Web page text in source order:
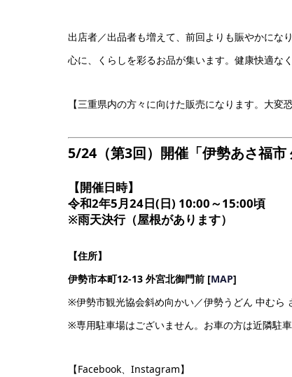
出店者／出品者も増えて、前回よりも賑やかに
心に、くらしを彩るお品が集います。健康快適な
【三重県内の方々に向けた販売になります。大変
5/24（第3回）開催「伊勢あさ福
【開催日時】
令和2年5月24日(日) 10:00～15:00頃
※雨天決行（屋根があります）
【住所】
伊勢市本町12-13 外宮北御門前 [MAP]
※伊勢市観光協会斜め向かい／伊勢うどん 中むら
※専用駐車場はございません。お車の方は近隣駐車
【Facebook、Instagram】